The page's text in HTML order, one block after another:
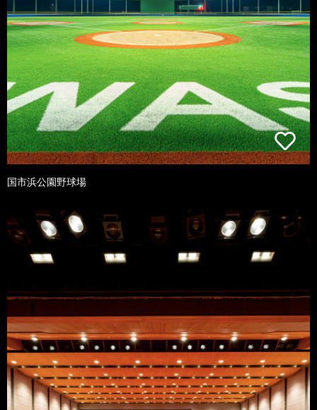
国市浜公園野球場